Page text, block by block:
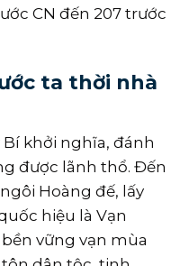
CN đến 207 trước
ta thời nhà
Bí khởi nghĩa, đánh
được lãnh thổ. Đến
Hoàng đế, lấy
hiệu là Vạn
vững vạn mùa